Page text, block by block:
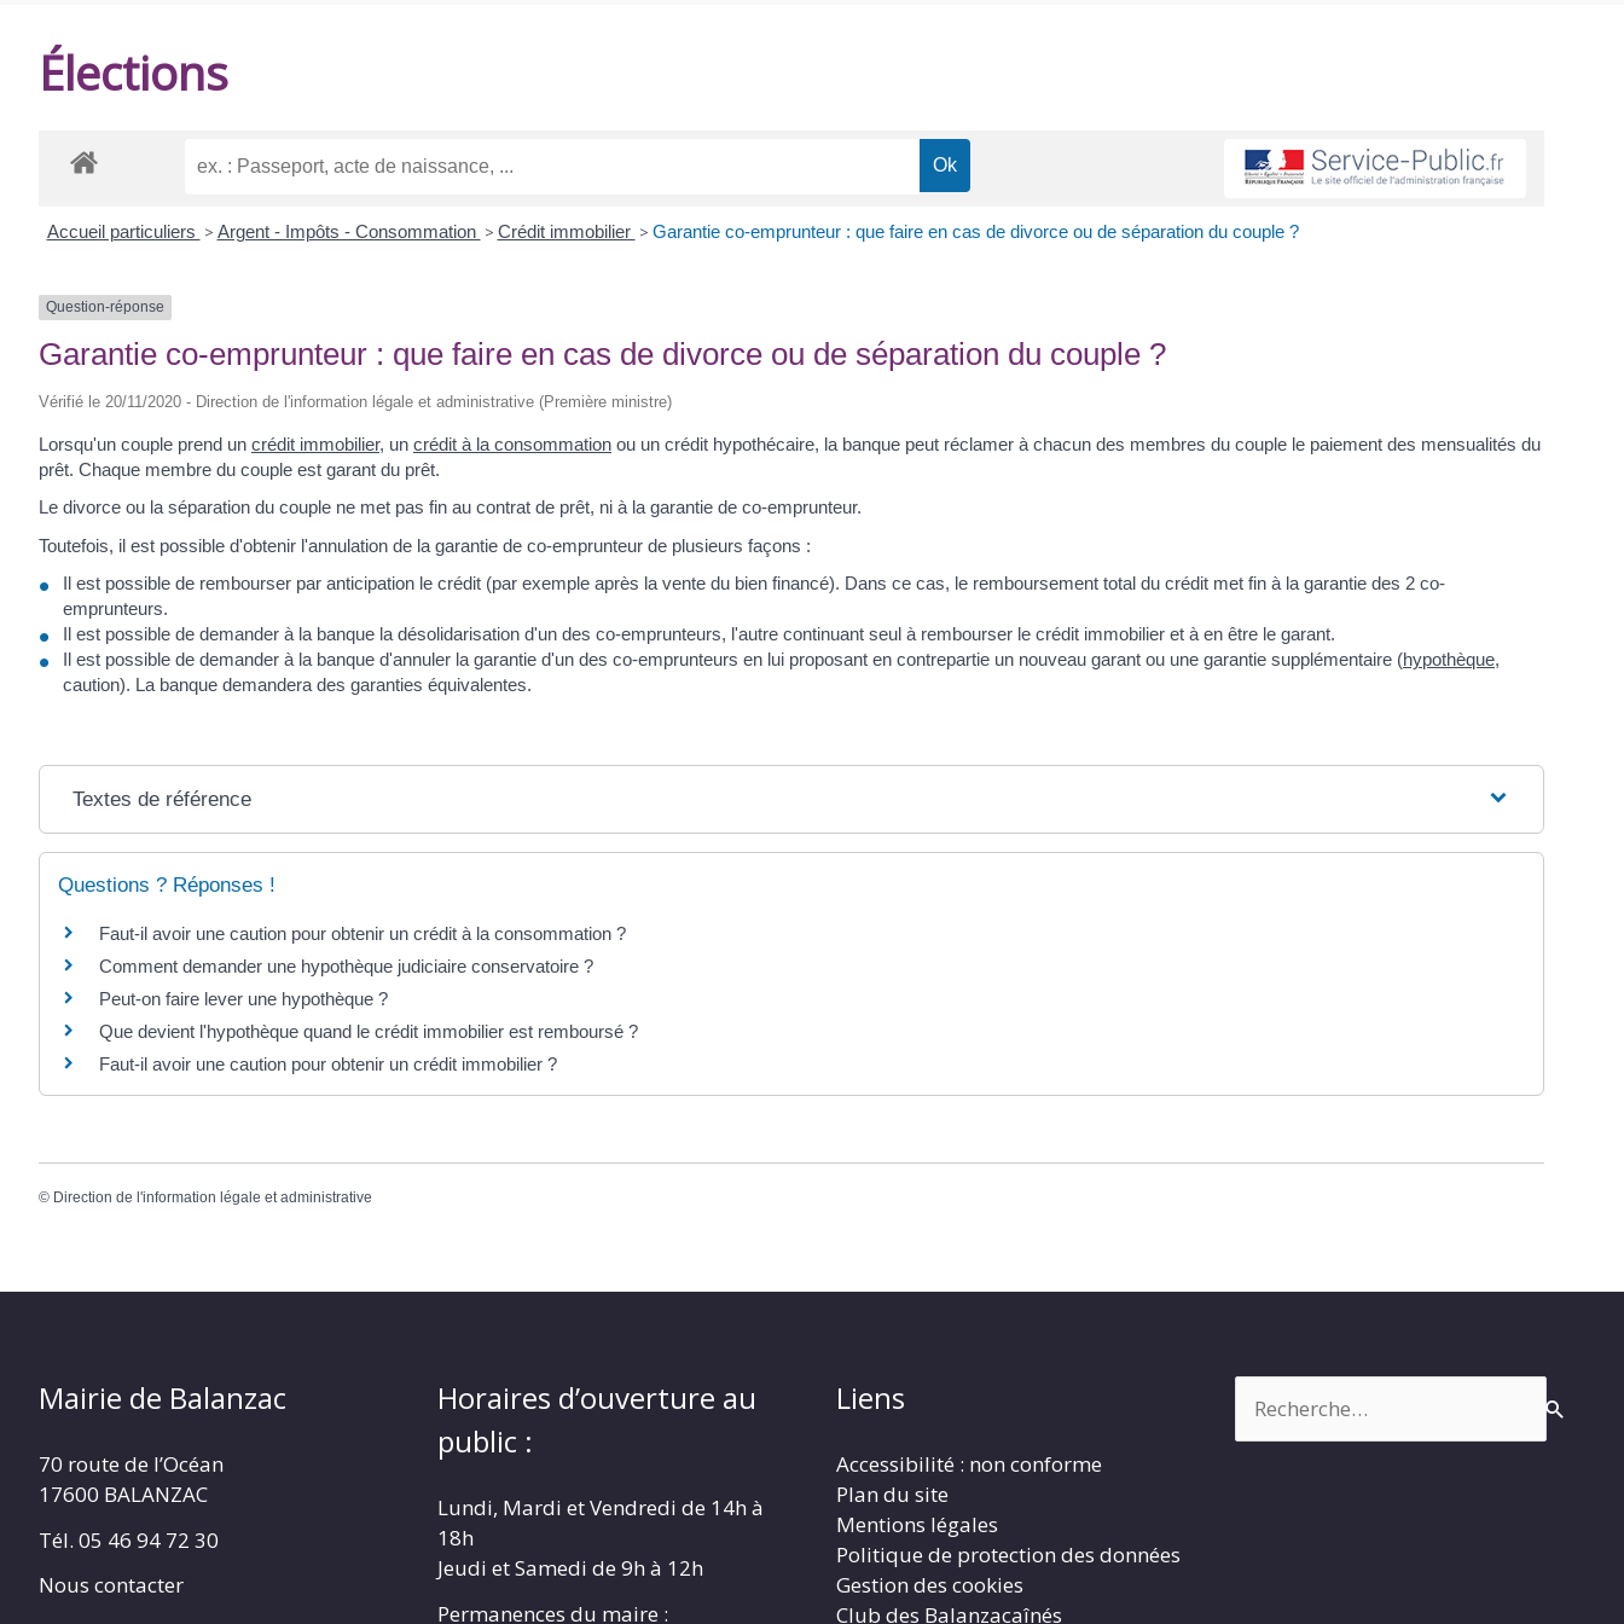
Élections
Accueil particuliers > Argent - Impôts - Consommation > Crédit immobilier > Garantie co-emprunteur : que faire en cas de divorce ou de séparation du couple ?
Question-réponse
Garantie co-emprunteur : que faire en cas de divorce ou de séparation du couple ?
Vérifié le 20/11/2020 - Direction de l'information légale et administrative (Première ministre)
Lorsqu'un couple prend un crédit immobilier, un crédit à la consommation ou un crédit hypothécaire, la banque peut réclamer à chacun des membres du couple le paiement des mensualités du
prêt. Chaque membre du couple est garant du prêt.
Le divorce ou la séparation du couple ne met pas fin au contrat de prêt, ni à la garantie de co-emprunteur.
Toutefois, il est possible d'obtenir l'annulation de la garantie de co-emprunteur de plusieurs façons :
Il est possible de rembourser par anticipation le crédit (par exemple après la vente du bien financé). Dans ce cas, le remboursement total du crédit met fin à la garantie des 2 co-
emprunteurs.
Il est possible de demander à la banque la désolidarisation d'un des co-emprunteurs, l'autre continuant seul à rembourser le crédit immobilier et à en être le garant.
Il est possible de demander à la banque d'annuler la garantie d'un des co-emprunteurs en lui proposant en contrepartie un nouveau garant ou une garantie supplémentaire (hypothèque,
caution). La banque demandera des garanties équivalentes.
Textes de référence
Questions ? Réponses !
Faut-il avoir une caution pour obtenir un crédit à la consommation ?
Comment demander une hypothèque judiciaire conservatoire ?
Peut-on faire lever une hypothèque ?
Que devient l'hypothèque quand le crédit immobilier est remboursé ?
Faut-il avoir une caution pour obtenir un crédit immobilier ?
© Direction de l'information légale et administrative
Mairie de Balanzac
70 route de l’Océan
17600 BALANZAC
Tél. 05 46 94 72 30
Nous contacter
Horaires d’ouverture au
public :
Lundi, Mardi et Vendredi de 14h à
18h
Jeudi et Samedi de 9h à 12h
Permanences du maire :
Liens
Accessibilité : non conforme
Plan du site
Mentions légales
Politique de protection des données
Gestion des cookies
Club des Balanzacaînés